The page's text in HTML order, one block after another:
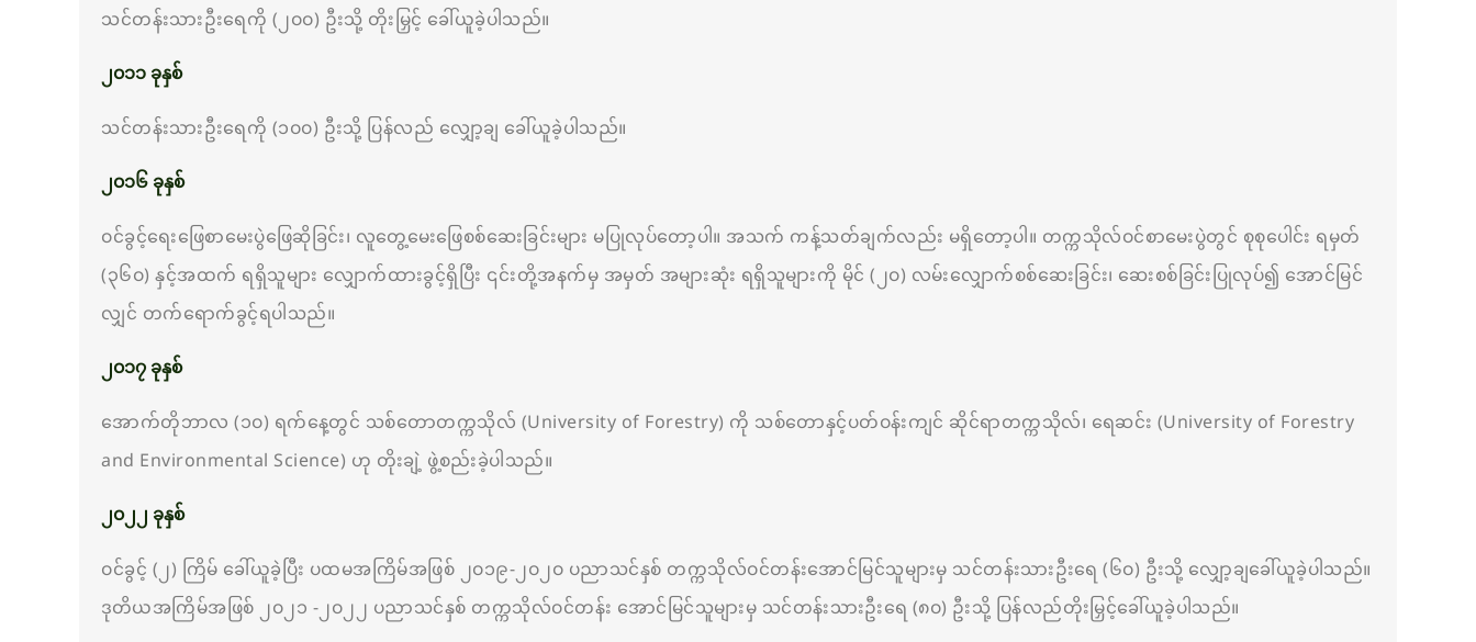
သင်တန်းသားဦးရေကို (၂၀၀) ဦးသို့ တိုးမြှင့် ခေါ်ယူခဲ့ပါသည်။
၂၀၁၁ ခုနှစ်
သင်တန်းသားဦးရေကို (၁၀၀) ဦးသို့ ပြန်လည် လျှော့ချ ခေါ်ယူခဲ့ပါသည်။
၂၀၁၆ ခုနှစ်
ဝင်ခွင့်ရေးဖြေစာမေးပွဲဖြေဆိုခြင်း၊ လူတွေ့မေးဖြေစစ်ဆေးခြင်းများ မပြုလုပ်တော့ပါ။ အသက် ကန့်သတ်ချက်လည်း မရှိတော့ပါ။ တက္ကသိုလ်ဝင်စာမေးပွဲတွင် စုစုပေါင်း ရမှတ်
(၃၆၀) နှင့်အထက် ရရှိသူများ လျှောက်ထားခွင့်ရှိပြီး ၎င်းတို့အနက်မှ အမှတ် အများဆုံး ရရှိသူများကို မိုင် (၂၀) လမ်းလျှောက်စစ်ဆေးခြင်း၊ ဆေးစစ်ခြင်းပြုလုပ်၍ အောင်မြင်
လျှင် တက်ရောက်ခွင့်ရပါသည်။
၂၀၁၇ ခုနှစ်
အောက်တိုဘာလ (၁၀) ရက်နေ့တွင် သစ်တောတက္ကသိုလ် (University of Forestry) ကို သစ်တောနှင့်ပတ်ဝန်းကျင် ဆိုင်ရာတက္ကသိုလ်၊ ရေဆင်း (University of Forestry
and Environmental Science) ဟု တိုးချဲ့ ဖွဲ့စည်းခဲ့ပါသည်။
၂၀၂၂ ခုနှစ်
ဝင်ခွင့် (၂) ကြိမ် ခေါ်ယူခဲ့ပြီး ပထမအကြိမ်အဖြစ် ၂၀၁၉-၂၀၂၀ ပညာသင်နှစ် တက္ကသိုလ်ဝင်တန်းအောင်မြင်သူများမှ သင်တန်းသားဦးရေ (၆၀) ဦးသို့ လျှော့ချခေါ်ယူခဲ့ပါသည်။
ဒုတိယအကြိမ်အဖြစ် ၂၀၂၁ -၂၀၂၂ ပညာသင်နှစ် တက္ကသိုလ်ဝင်တန်း အောင်မြင်သူများမှ သင်တန်းသားဦးရေ (၈၀) ဦးသို့ ပြန်လည်တိုးမြှင့်ခေါ်ယူခဲ့ပါသည်။